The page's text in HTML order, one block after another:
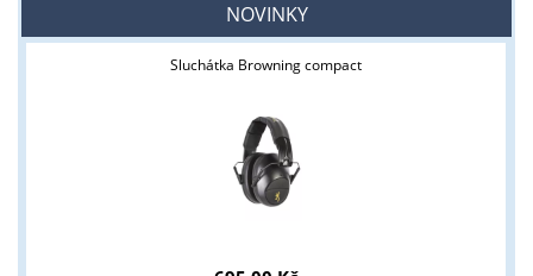
NOVINKY
Sluchátka Browning compact